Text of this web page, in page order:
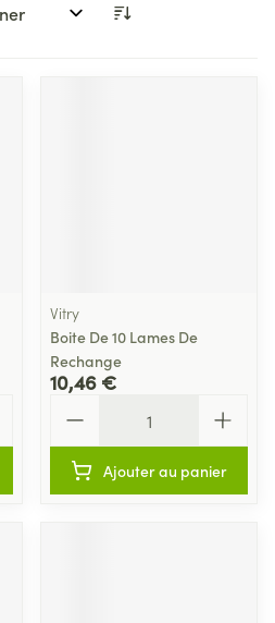
Vitry
Boite De 10 Lames De
Rechange
10,46 €
Ajouter au panier